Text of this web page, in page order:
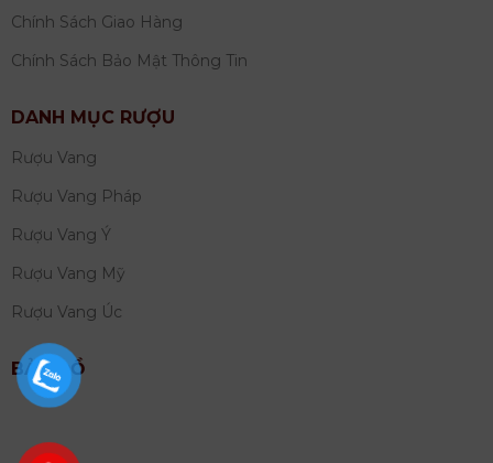
Chính Sách Giao Hàng
Chính Sách Bảo Mật Thông Tin
DANH MỤC RƯỢU
Rượu Vang
Rượu Vang Pháp
Rượu Vang Ý
Rượu Vang Mỹ
Rượu Vang Úc
BẢN ĐỒ